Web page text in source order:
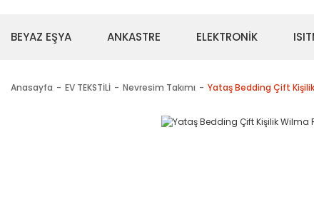
BEYAZ EŞYA ANKASTRE ELEKTRONİK
Anasayfa EV TEKSTİLİ Nevresim Takımı Yataş Bedding Çift